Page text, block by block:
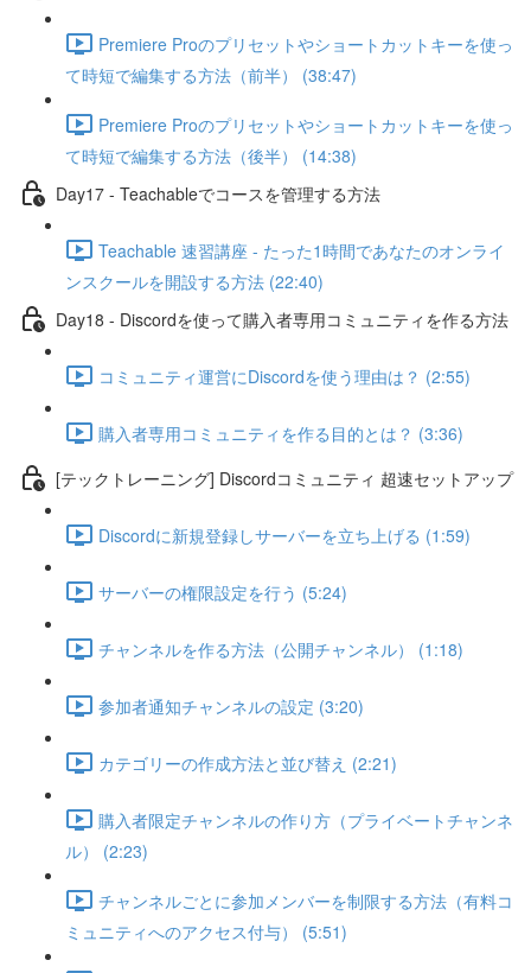
Premiere Proのプリセットやショートカットキーを使っ
て時短で編集する方法（前半） (38:47)
Premiere Proのプリセットやショートカットキーを使っ
て時短で編集する方法（後半） (14:38)
Day17 - Teachableでコースを管理する方法
Teachable 速習講座 - たった1時間であなたのオンライ
ンスクールを開設する方法 (22:40)
Day18 - Discordを使って購入者専用コミュニティを作る方法
コミュニティ運営にDiscordを使う理由は？ (2:55)
購入者専用コミュニティを作る目的とは？ (3:36)
[テックトレーニング] Discordコミュニティ 超速セットアップ
Discordに新規登録しサーバーを立ち上げる (1:59)
サーバーの権限設定を行う (5:24)
チャンネルを作る方法（公開チャンネル） (1:18)
参加者通知チャンネルの設定 (3:20)
カテゴリーの作成方法と並び替え (2:21)
購入者限定チャンネルの作り方（プライベートチャンネ
ル） (2:23)
チャンネルごとに参加メンバーを制限する方法（有料コ
ミュニティへのアクセス付与） (5:51)